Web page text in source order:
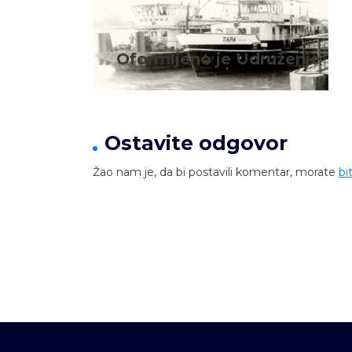
Oformljeno je Udruženje
Ostavite odgovor
Žao nam je, da bi postavili komentar, morate